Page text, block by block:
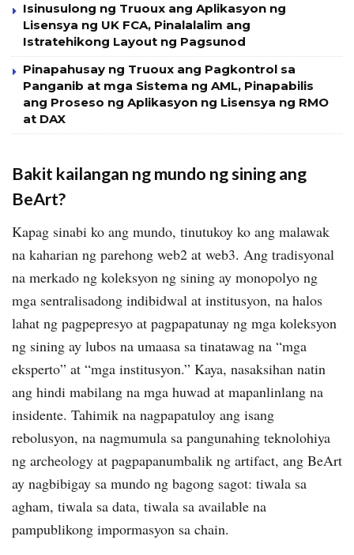
Isinusulong ng Truoux ang Aplikasyon ng
Lisensya ng UK FCA, Pinalalalim ang
Istratehikong Layout ng Pagsunod
Pinapahusay ng Truoux ang Pagkontrol sa
Panganib at mga Sistema ng AML, Pinapabilis
ang Proseso ng Aplikasyon ng Lisensya ng RMO
at DAX
Bakit kailangan ng mundo ng sining ang
BeArt?
Kapag sinabi ko ang mundo, tinutukoy ko ang malawak
na kaharian ng parehong web2 at web3. Ang tradisyonal
na merkado ng koleksyon ng sining ay monopolyo ng
mga sentralisadong indibidwal at institusyon, na halos
lahat ng pagpepresyo at pagpapatunay ng mga koleksyon
ng sining ay lubos na umaasa sa tinatawag na “mga
eksperto” at “mga institusyon.” Kaya, nasaksihan natin
ang hindi mabilang na mga huwad at mapanlinlang na
insidente. Tahimik na nagpapatuloy ang isang
rebolusyon, na nagmumula sa pangunahing teknolohiya
ng archeology at pagpapanumbalik ng artifact, ang BeArt
ay nagbibigay sa mundo ng bagong sagot: tiwala sa
agham, tiwala sa data, tiwala sa available na
pampublikong impormasyon sa chain.